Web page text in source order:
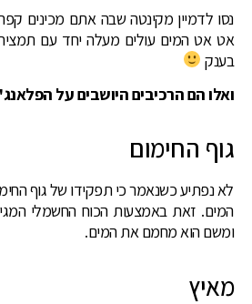
נסו לדמיין מקינטה שבה אתם מכינים
אט אט המים עולים מעלה יחד עם
בענק
ואלו הם הרכיבים היושבים על
גוף החימום
לא נפתיע כשנאמר כי תפקידו של גוף
המים. זאת באמצעות הכוח החשמלי
ומשם הוא מחמם את המים.
מאיץ